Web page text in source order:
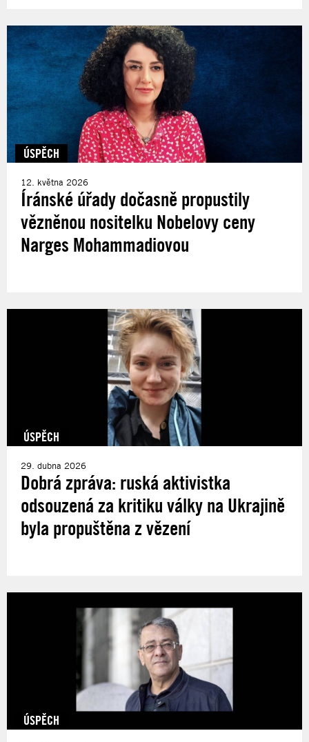
ÚSPĚCH
12. května 2026
Íránské úřady dočasně propustily
vězněnou nositelku Nobelovy ceny
Narges Mohammadiovou
ÚSPĚCH
29. dubna 2026
Dobrá zpráva: ruská aktivistka
odsouzená za kritiku války na Ukrajině
byla propuštěna z vězení
ÚSPĚCH